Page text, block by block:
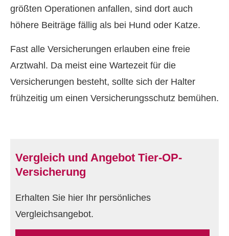
größten Operationen anfallen, sind dort auch
höhere Beiträge fällig als bei Hund oder Katze.
Fast alle Versicherungen erlauben eine freie
Arztwahl. Da meist eine Wartezeit für die
Versicherungen besteht, sollte sich der Halter
frühzeitig um einen Versicherungsschutz bemühen.
Vergleich und Angebot Tier-OP-
Versicherung
Erhalten Sie hier Ihr persönliches
Vergleichsangebot.